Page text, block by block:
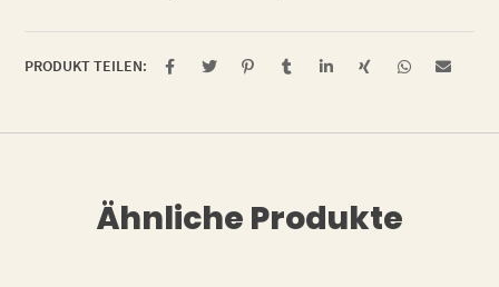
PRODUKT TEILEN:
Ähnliche Produkte